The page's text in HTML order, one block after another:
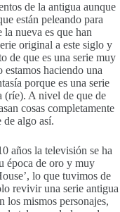
de la antigua aunque
están peleando para
nueva es que han
original a este siglo y
de que es una serie muy
haciendo una
porque es una serie
(ríe). A nivel de que de
cosas completamente
de algo así.
años la televisión se ha
época de oro y muy
lo que tuvimos de
revivir una serie antigua
los mismos personajes,